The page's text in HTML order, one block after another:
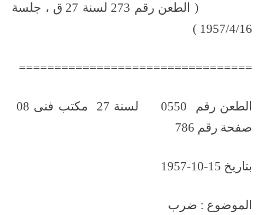
( الطعن رقم 273 لسنة 27 ق ، جلسة
1957/4/16 )
=================================
صفحة رقم 786
بتاريخ 15-10-1957
الموضوع : ضرب